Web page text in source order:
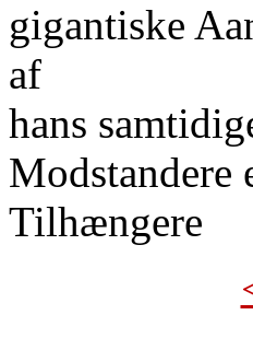
gigantiske
af
hans
Modstandere
Tilhængere